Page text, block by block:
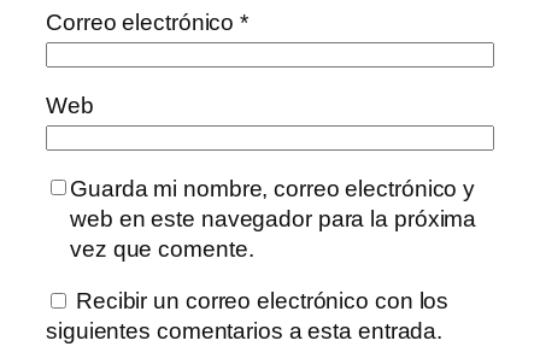
Correo electrónico*
Web
Guarda mi nombre, correo electrónico y
web en este navegador para la próxima
vez que comente.
Recibir un correo electrónico con los
siguientes comentarios a esta entrada.